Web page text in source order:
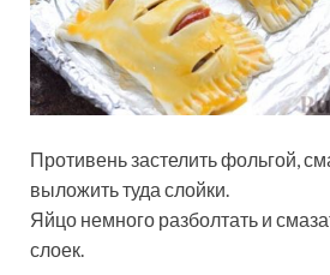
Противень застелить фольгой,
выложить туда слойки.
Яйцо немного разболтать и
слоек.